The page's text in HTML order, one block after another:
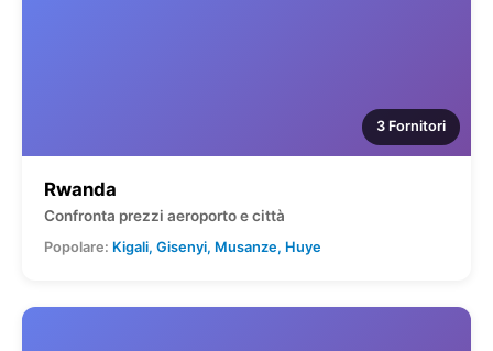
3 Fornitori
Rwanda
Confronta prezzi aeroporto e città
Popolare: Kigali, Gisenyi, Musanze, Huye